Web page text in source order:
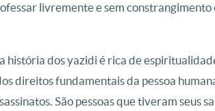
livremente e sem
história dos yazidi é rica de
direitos fundamentais da pessoa
São pessoas que tiveram seus